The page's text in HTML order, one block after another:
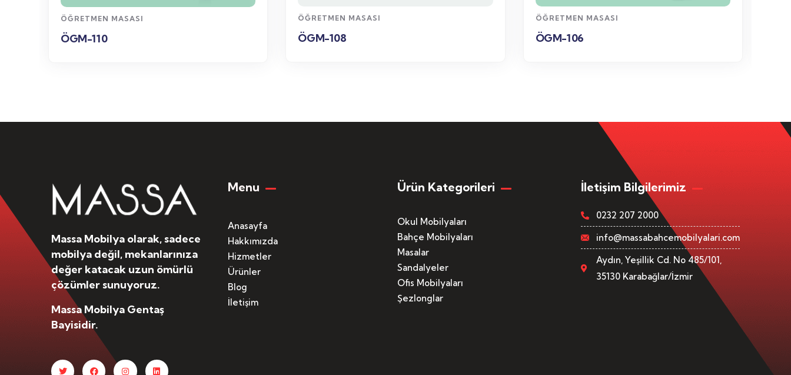
ÖĞRETMEN MASASI
ÖGM-110
ÖĞRETMEN MASASI
ÖGM-108
ÖĞRETMEN MASASI
ÖGM-106
Massa Mobilya olarak, sadece
mobilya değil, mekanlarınıza
değer katacak uzun ömürlü
çözümler sunuyoruz.
Massa Mobilya Gentaş
Bayisidir.
Menu
Anasayfa
Hakkımızda
Hizmetler
Ürünler
Blog
İletişim
Ürün Kategorileri
Okul Mobilyaları
Bahçe Mobilyaları
Masalar
Sandalyeler
Ofis Mobilyaları
Şezlonglar
İletişim Bilgilerimiz
0232 207 2000
info@massabahcemobilyalari.com
Aydın, Yeşillik Cd. No 485/101,
35130 Karabağlar/İzmir